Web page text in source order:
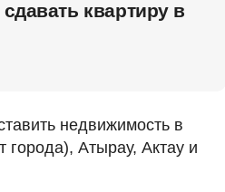
квартиру в
недвижимость в
города), Атырау, Актау и